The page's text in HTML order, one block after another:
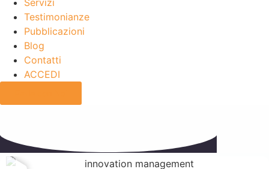
Servizi
Testimonianze
Pubblicazioni
Blog
Contatti
ACCEDI